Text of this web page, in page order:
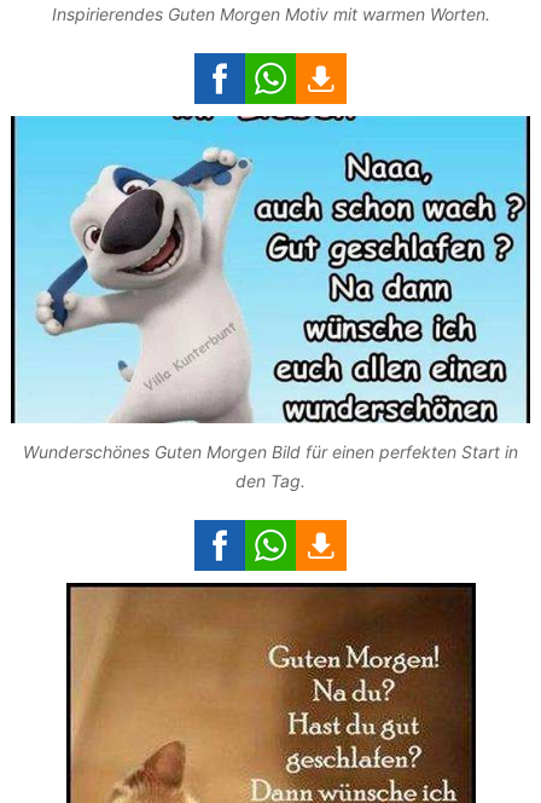
Inspirierendes Guten Morgen Motiv mit warmen Worten.
Wunderschönes Guten Morgen Bild für einen perfekten Start in
den Tag.